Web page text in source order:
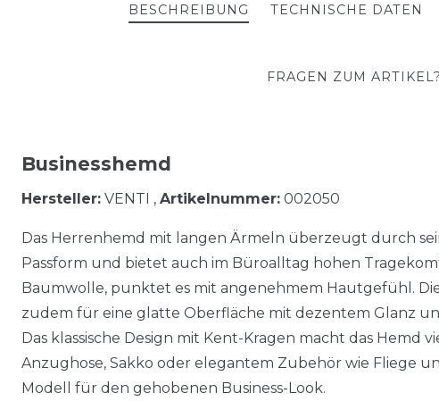
BESCHREIBUNG TECHNISCHE DATEN
FRAGEN ZUM ARTIKEL?
Businesshemd
Hersteller: VENTI , Artikelnummer: 002050
Das Herrenhemd mit langen Ärmeln überzeugt durch
Passform und bietet auch im Büroalltag hohen
Baumwolle, punktet es mit angenehmem Hautgefühl.
zudem für eine glatte Oberfläche mit dezentem Glanz
Das klassische Design mit Kent-Kragen macht das Hemd
Anzughose, Sakko oder elegantem Zubehör wie Fliege
Modell für den gehobenen Business-Look.